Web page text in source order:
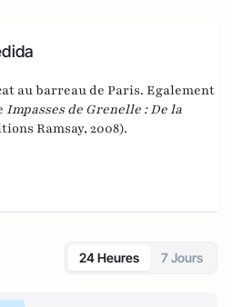
au barreau de Paris. Egalement
Impasses de Grenelle : De la
Ramsay, 2008).
24 Heures 7 Jours